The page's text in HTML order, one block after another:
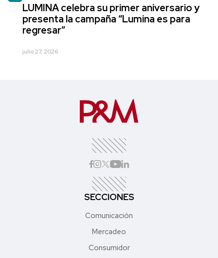
LUMINA celebra su primer aniversario y
presenta la campaña “Lumina es para
regresar”
julio 27, 2026
SECCIONES
Comunicación
Mercadeo
Consumidor